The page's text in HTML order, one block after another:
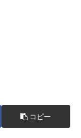
コピー